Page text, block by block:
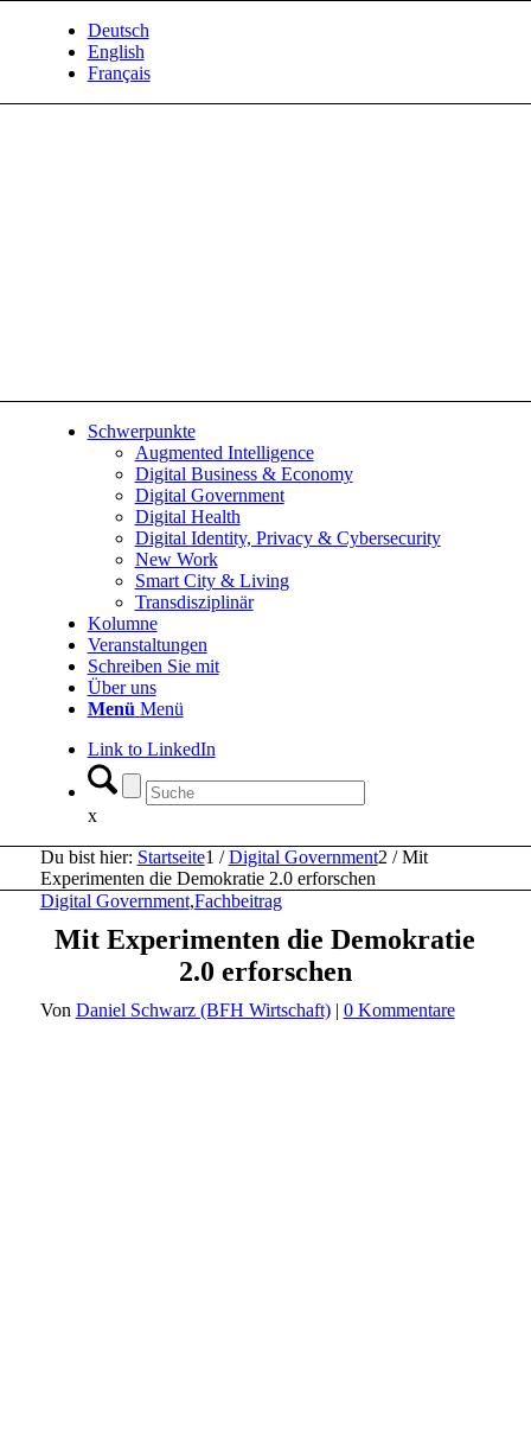
Deutsch
English
Français
Schwerpunkte
Augmented Intelligence
Digital Business & Economy
Digital Government
Digital Health
Digital Identity, Privacy & Cybersecurity
New Work
Smart City & Living
Transdisziplinär
Kolumne
Veranstaltungen
Schreiben Sie mit
Über uns
Menü Menü
Link to LinkedIn
x
Du bist hier: Startseite1 / Digital Government2 / Mit
Experimenten die Demokratie 2.0 erforschen
Digital Government,Fachbeitrag
Mit Experimenten die Demokratie
2.0 erforschen
Von Daniel Schwarz (BFH Wirtschaft) | 0 Kommentare